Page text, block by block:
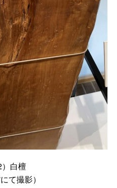
）白檀
て撮影）